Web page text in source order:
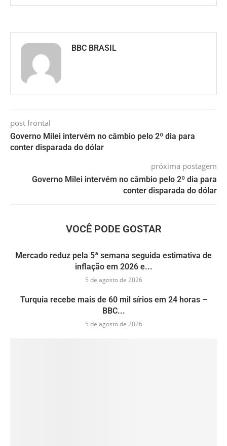
BBC BRASIL
post frontal
Governo Milei intervém no câmbio pelo 2º dia para
conter disparada do dólar
próxima postagem
Governo Milei intervém no câmbio pelo 2º dia para
conter disparada do dólar
VOCÊ PODE GOSTAR
Mercado reduz pela 5ª semana seguida estimativa de
inflação em 2026 e...
5 de agosto de 2026
Turquia recebe mais de 60 mil sírios em 24 horas –
BBC...
5 de agosto de 2026